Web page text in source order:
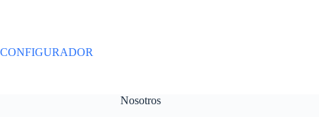
CONFIGURADOR
Nosotros